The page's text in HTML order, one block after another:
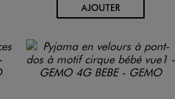
AJOUTERAU PANIER